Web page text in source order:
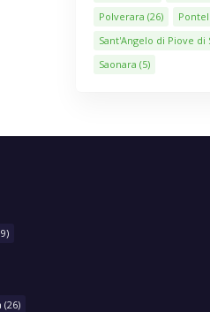
Polverara (26)
Sant'Angelo di Piove di
Saonara (5)
(26)